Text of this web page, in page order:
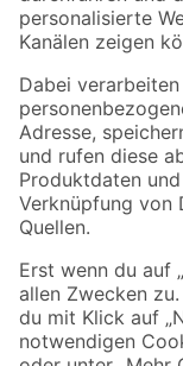
Folge uns
Zahlungsarten
Sicher einkaufen
Jetzt die toom-App